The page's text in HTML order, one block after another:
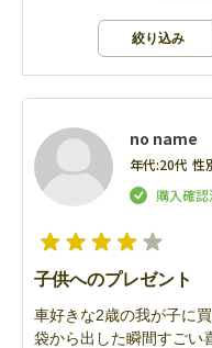
絞り込み
no name
年代:20代 性
子供へのプレゼント
車好きな2歳の我が子に買
袋から出した瞬間すご